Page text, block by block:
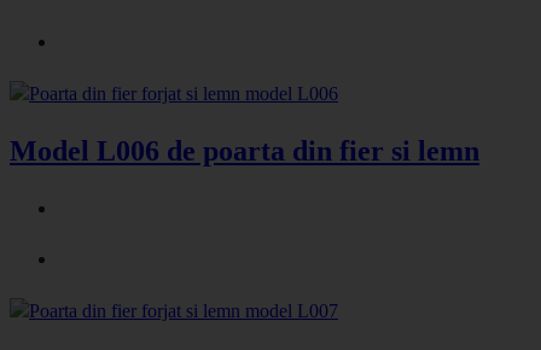
Model L006 de poarta din fier si lemn